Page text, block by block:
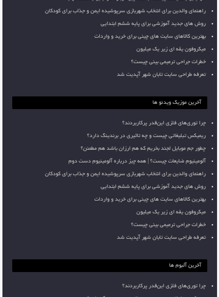
راهنمای والدین برای انتخاب شهربازی سرپوشیده ایمن و جذاب برای کودکان
روش های جدید آموزشی برای پایه ششم ابتدایی
بهترین کالاهای سایت های چینی برای خرید و واردات
میکروفون یقه ای زیر یک میلیون
خطرات جراحی ترمیمی بینی چیست؟
تعرفه طراحی سایت تابان شهر آپدیت شد
آخرین موزیک ویدئو ها
چرا توری‌های فلزی این‌قدر پرکاربردند؟
ریمیکس تبلیغاتی چیست و چه تاثیری در برندینگ دارد؟
چطور جم موبایل لجند بخریم که هم ارزان باشد هم مطمئن؟
آلومینیوم ضایعات چیست؟ | همه چیز درباره آلومینیوم دست دوم
راهنمای والدین برای انتخاب شهربازی سرپوشیده ایمن و جذاب برای کودکان
روش های جدید آموزشی برای پایه ششم ابتدایی
بهترین کالاهای سایت های چینی برای خرید و واردات
میکروفون یقه ای زیر یک میلیون
خطرات جراحی ترمیمی بینی چیست؟
تعرفه طراحی سایت تابان شهر آپدیت شد
آخرین آلبوم ها
چرا توری‌های فلزی این‌قدر پرکاربردند؟